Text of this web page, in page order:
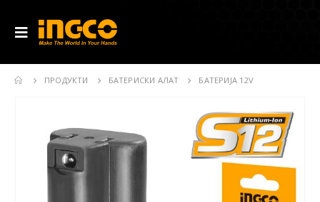
ПРОДУКТИ БАТЕРИСКИ АЛАТ БАТЕРИЈА 12V